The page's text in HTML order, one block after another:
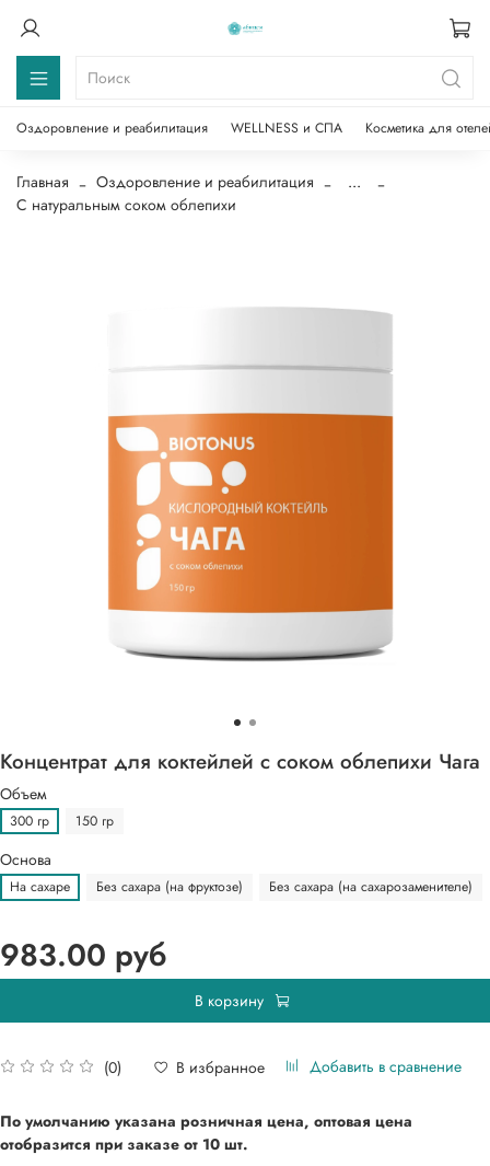
Оздоровление и реабилитация WELLNESS и СПА Косметика для
Главная Оздоровление и реабилитация
...
С натуральным соком облепихи
Концентрат для коктейлей с соком облепихи Чага
(0) В избранное Добавить в сравнение
Объем
300 гр 150 гр
Основа
На сахаре Без сахара (на фруктозе) Без сахара (на сахарозаменителе)
983.00 руб
В корзину
По умолчанию указана розничная цена, оптовая цена
отобразится при заказе от 10 шт.